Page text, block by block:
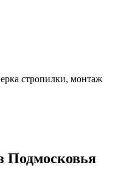
стропилки, монтаж
Подмосковья